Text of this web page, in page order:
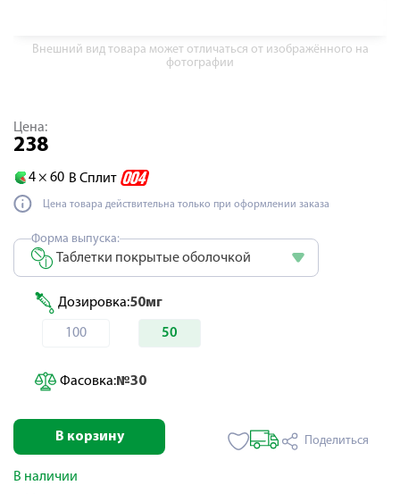
Внешний вид товара может отличаться от изображённого на
фотографии
Цена:
238
4 × 60 В Сплит
Цена товара действительна только при оформлении заказа
Форма выпуска:
Таблетки покрытые оболочкой
Дозировка:50мг
100 50
Фасовка:№30
В корзину Поделиться
В наличии